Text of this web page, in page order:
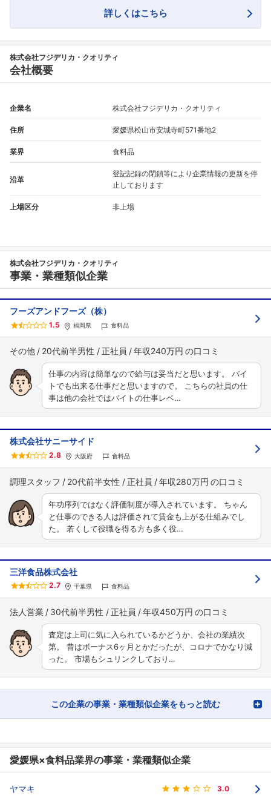
詳しくはこちら
株式会社フジデリカ・クオリティ
会社概要
企業名 株式会社フジデリカ・クオリティ
住所 愛媛県松山市安城寺町571番地2
業界 食料品
沿革
登記記録の閉鎖等により企業情報の更新を停
止しております
上場区分 非上場
株式会社フジデリカ・クオリティ
事業・業種類似企業
フーズアンドフーズ（株）
1.5 福岡県 食料品
その他 20代前半男性 正社員 年収240万円
仕事の内容は簡単なので給与は妥当だと思います。 バイ
トでも出来る仕事だと思いますので。 こちらの社員の仕
事は他の会社ではバイトの仕事レベ…
株式会社サニーサイド
2.8 大阪府 食料品
調理スタッフ 20代前半女性 正社員 年収280万円
年功序列ではなく評価制度が導入されています。 ちゃん
と仕事のできる人は評価されて賃金も上がる仕組みでし
た。 若くして役職を得る方も多く役…
三洋食品株式会社
2.7 千葉県 食料品
法人営業 30代前半男性 正社員 年収450万円
査定は上司に気に入られているかどうか、会社の業績次
第。 昔はボーナス6ヶ月とかだったが、コロナでかなり減
った。 市場もシュリンクしており…
この企業の事業・業種類似企業をもっと読む
愛媛県×食料品業界の事業・業種類似企業
ヤマキ 3.0